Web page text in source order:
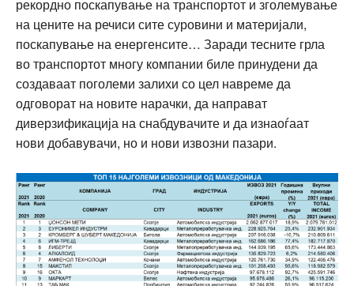
рекордно поскапување на транспортот и зголемување
на цените на речиси сите суровини и материјали,
поскапување на енергенсите… Заради тесните грла
во транспортот многу компании биле принудени да
создаваат поголеми залихи со цел навреме да
одговорат на новите нарачки, да направат
диверзификација на снабдувачите и да изнаоѓаат
нови добавувачи, но и нови извозни пазари.